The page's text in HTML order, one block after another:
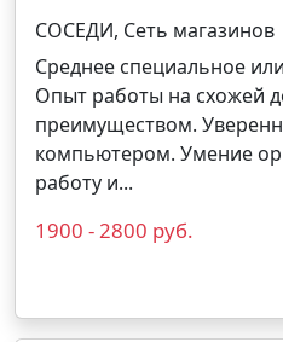
СОСЕДИ, Сеть магазинов
Среднее специальное
Опыт работы на схожей
преимуществом.
компьютером. Умение
работу и...
1900 - 2800 руб.